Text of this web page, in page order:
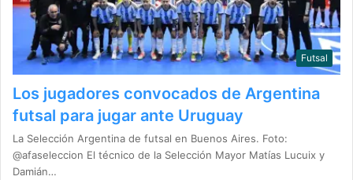
Futsal
Los jugadores convocados de Argentina
futsal para jugar ante Uruguay
La Selección Argentina de futsal en Buenos Aires. Foto:
@afaseleccion El técnico de la Selección Mayor Matías Lucuix y
Damián…